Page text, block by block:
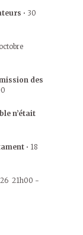
• 30
des
n’était
• 18
21h00 -